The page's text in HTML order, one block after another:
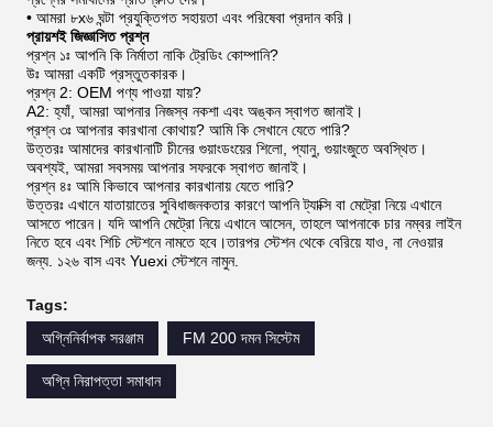
• আমরা ৮x৬ ঘন্টা প্রযুক্তিগত সহায়তা এবং পরিষেবা প্রদান করি।
প্রায়শই জিজ্ঞাসিত প্রশ্ন
প্রশ্ন ১ঃ আপনি কি নির্মাতা নাকি ট্রেডিং কোম্পানি?
উঃ আমরা একটি প্রস্তুতকারক।
প্রশ্ন 2: OEM পণ্য পাওয়া যায়?
A2: হ্যাঁ, আমরা আপনার নিজস্ব নকশা এবং অঙ্কন স্বাগত জানাই।
প্রশ্ন ৩ঃ আপনার কারখানা কোথায়? আমি কি সেখানে যেতে পারি?
উত্তরঃ আমাদের কারখানাটি চীনের গুয়াংডংয়ের শিলো, প্যানু, গুয়াংজুতে অবস্থিত।
অবশ্যই, আমরা সবসময় আপনার সফরকে স্বাগত জানাই।
প্রশ্ন ৪ঃ আমি কিভাবে আপনার কারখানায় যেতে পারি?
উত্তরঃ এখানে যাতায়াতের সুবিধাজনকতার কারণে আপনি ট্যাক্সি বা মেট্রো নিয়ে এখানে
আসতে পারেন। যদি আপনি মেট্রো নিয়ে এখানে আসেন, তাহলে আপনাকে চার নম্বর লাইন
নিতে হবে এবং শিচি স্টেশনে নামতে হবে।তারপর স্টেশন থেকে বেরিয়ে যাও, না নেওয়ার
জন্য. ১২৬ বাস এবং Yuexi স্টেশনে নামুন.
Tags:
অগ্নিনির্বাপক সরঞ্জাম
FM 200 দমন সিস্টেম
অগ্নি নিরাপত্তা সমাধান